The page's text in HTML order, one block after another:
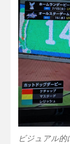
ビジュアル的